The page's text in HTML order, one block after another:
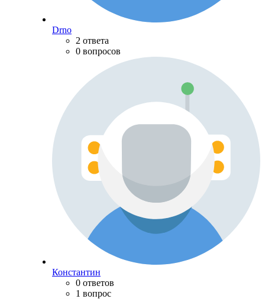
Drno
2 ответа
0 вопросов
Константин
0 ответов
1 вопрос